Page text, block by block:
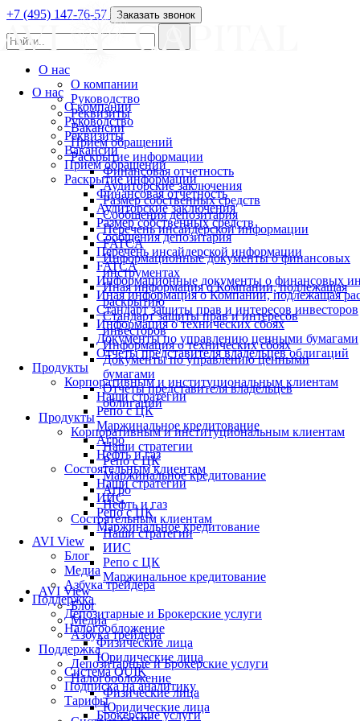
О нас
О компании
Руководство
Реквизиты
Вакансии
Прием обращений
Раскрытие информации
Финансовая отчетность
Аудиторские заключения
Размер собственных средств
Сообщения депозитария
Перечень инсайдерской информации
FATCA
Информационные документы о финансовых
Иная информация о Компании, подлежащая
Стандарт защиты прав и интересов инвесторов
Информация о технических сбоях
Документы по управлению ценными бумагами
Отчеты представителя владельцев облигаций
Продукты
Корпоративным и институциональным клиентам
Наши стратегии
Репо с ЦК
Маржинальное кредитование
Агро
Нефть и газ
Состоятельным клиентам
Наши стратегии
ИИС
Репо с ЦК
Маржинальное кредитование
AVI View
Блог
Медиа
Азбука трейдера
Поддержка
Депозитарные и Брокерские услуги
Налогообложение
Физические лица
Юридические лица
Система QUIK
Подписка на аналитику
Тарифы
Брокерские услуги
+7 (495) 147-76-57 Заказать звонок
О нас
О компании
Руководство
Реквизиты
Вакансии
Прием обращений
Раскрытие информации
Финансовая отчетность
Аудиторские заключения
Размер собственных средств
Сообщения депозитария
Перечень инсайдерской информации
FATCA
Информационные документы о финансовых
инструментах
Иная информация о Компании, подлежащая
раскрытию
Стандарт защиты прав и интересов
инвесторов
Информация о технических сбоях
Документы по управлению ценными
бумагами
Отчеты представителя владельцев
облигаций
Продукты
Корпоративным и институциональным клиентам
Наши стратегии
Репо с ЦК
Маржинальное кредитование
Агро
Нефть и газ
Состоятельным клиентам
Наши стратегии
ИИС
Репо с ЦК
Маржинальное кредитование
AVI View
Блог
Медиа
Азбука трейдера
Поддержка
Депозитарные и Брокерские услуги
Налогообложение
Физические лица
Юридические лица